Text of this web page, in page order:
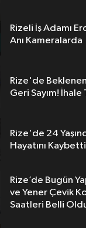
Rizeli İş Adamı
Anı Kameralarda
Rize'de
Geri Sayım! İhale
Rize'de 24
Hayatını Kaybetti
Rize’de Bugün
ve Yener Çevik
Saatleri Belli